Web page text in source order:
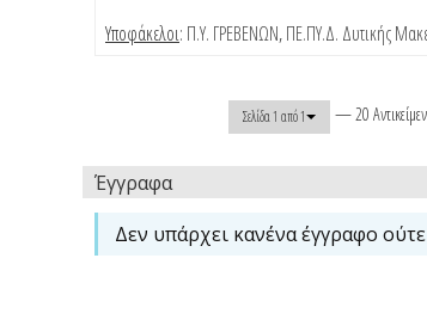
Υποφάκελοι: Π.Υ. ΓΡΕΒΕΝΩΝ,ΠΕ.ΠΥ.Δ. Δυτικής
Σελίδα 1 από 1 — 20
Έγγραφα
Δεν υπάρχει κανένα έγγραφο